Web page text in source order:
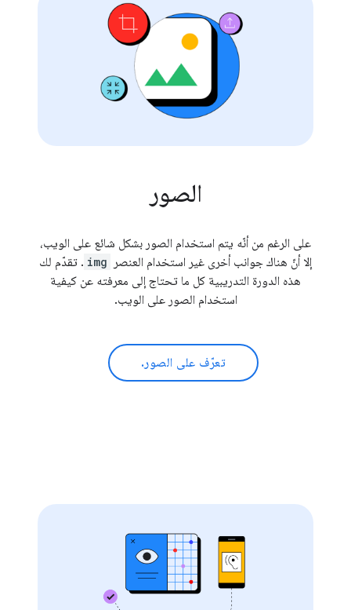
الصور
على الرغم من أنّه يتم استخدام الصور بشكل شائع على الويب،
إلا أنّ هناك جوانب أخرى غير استخدام العنصر
img . تقدّم لك
هذه الدورة التدريبية كل ما تحتاج إلى معرفته عن كيفية
استخدام الصور على الويب.
تعرّف على الصور.